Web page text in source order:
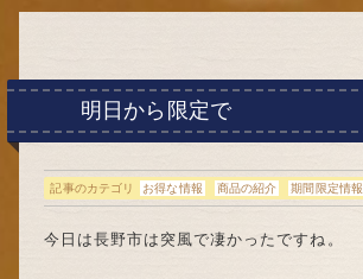
明日から限定で
記事のカテゴリ お得な情報 商品の紹介 期間限定情報
今日は長野市は突風で凄かったですね。